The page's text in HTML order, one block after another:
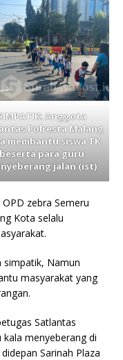
Anggota
Polresta Malang
membantu siswa TK
beserta para guru
jalan (ist)
zebra Semeru
Kota selalu
simpatik, Namun
masyarakat yang
Satlantas
menyeberang di
Sarinah Plaza